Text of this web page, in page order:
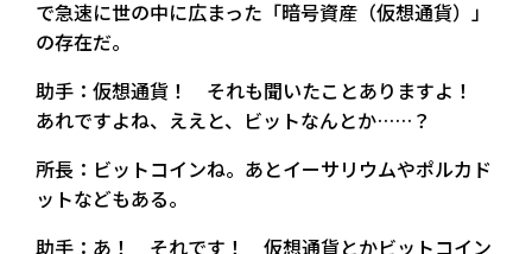
で急速に世の中に広まった「暗号資産（仮想通貨）」
の存在だ。
助手：仮想通貨！ それも聞いたことありますよ！
あれですよね、ええと、ビットなんとか……？
所長：ビットコインね。あとイーサリウムやポルカド
ットなどもある。
助手：あ！ それです！ 仮想通貨とかビットコイン